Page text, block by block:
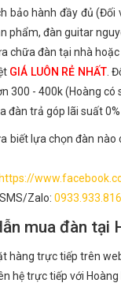
bảo hành đầy đủ
phẩm, đàn guitar
chữa đàn tại nhà
GIÁ LUÔN RẺ NHẤT.
300 - 400k (Hoàng có
đàn trả góp lãi suất
biết lựa chọn đàn
https://
Zalo: 0933.933.816
mua đàn tại
hàng trực tiếp trên
hệ trực tiếp với